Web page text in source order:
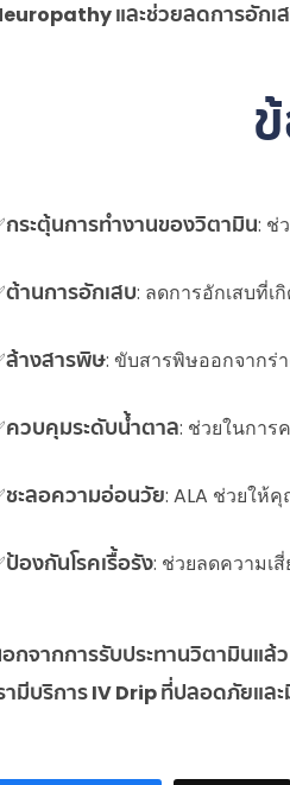
และช่วยลดการอักเ
กระตุ้นการทำงานของวิตามิน: ช่
ต้านการอักเสบ: ลดการอักเสบที่เ
ล้างสารพิษ: ขับสารพิษออกจากร่
ควบคุมระดับน้ำตาล: ช่วยในการ
ชะลอความอ่อนวัย: ALA ช่วยให้
ป้องกันโรคเรื้อรัง: ช่วยลดความเ
กจากการรับประทานวิตามินแล้
ามีบริการ IV Drip ที่ปลอดภัยแล